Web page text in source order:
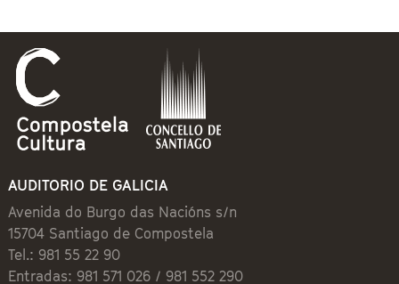
AUDITORIO DE GALICIA
Avenida do Burgo das Nacións s/n
15704 Santiago de Compostela
Tel.: 981 55 22 90
Entradas: 981 571 026 / 981 552 290